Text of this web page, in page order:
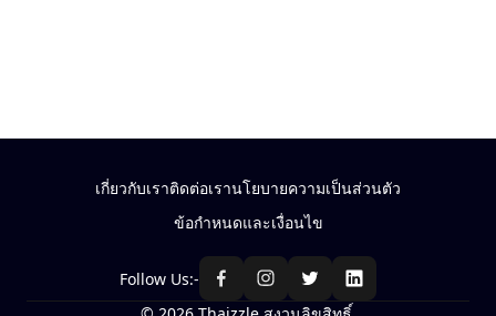
เกี่ยวกับเราติดต่อเรานโยบายความเป็นส่วนตัว
ข้อกำหนดและเงื่อนไข
Follow Us:-